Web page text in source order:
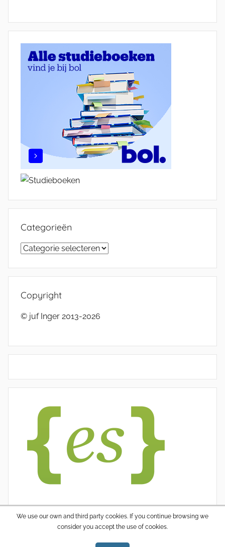
Categorieën
Categorieën
Copyright
© juf Inger 2013-2026
We use our own and third party cookies. If you continue browsing we
consider you accept the use of cookies.